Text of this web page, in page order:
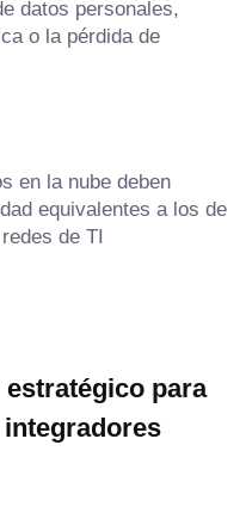
datos personales,
o la pérdida de
en la nube deben
equivalentes a los de
de TI
para